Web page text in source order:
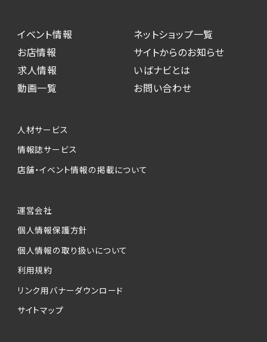
イベント情報
お店情報
求人情報
動画一覧
ネットショップ一覧
サイトからのお知らせ
いばナビとは
お問い合わせ
人材サービス
情報誌サービス
店舗・イベント情報の掲載について
運営会社
個人情報保護方針
個人情報の取り扱いについて
利用規約
リンク用バナーダウンロード
サイトマップ